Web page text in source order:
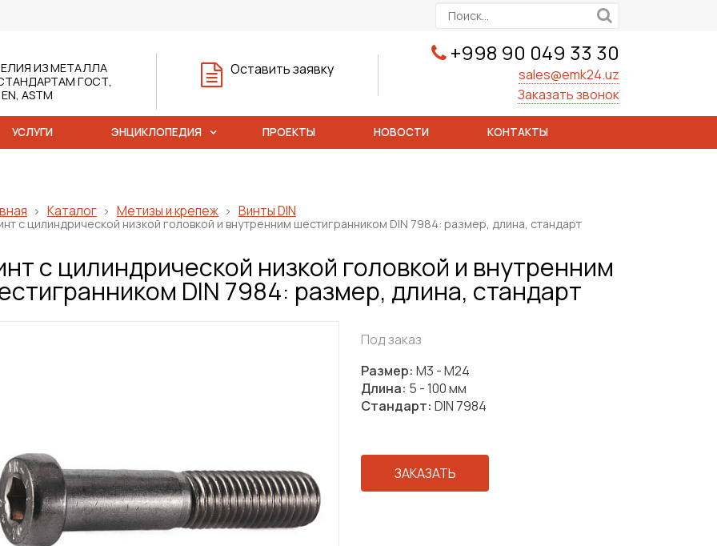
+998 90 049 33 30
sales@emk24.uz
Заказать звонок
Оставить заявку
ИЗ МЕТАЛЛА
ГОСТ,
ASTM
УСЛУГИ ЭНЦИКЛОПЕДИЯ ПРОЕКТЫ НОВОСТИ КОНТАКТЫ
Каталог Метизы и крепеж Винты DIN
с цилиндрической низкой головкой и внутренним шестигранником DIN 7984: размер, длина, стандарт
с цилиндрической низкой головкой и внутренним
DIN 7984: размер, длина, стандарт
Под заказ
Размер: М3 - М24
Длина: 5 - 100 мм
Стандарт: DIN 7984
ЗАКАЗАТЬ